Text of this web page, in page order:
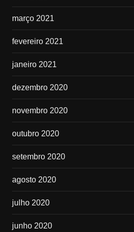
março 2021
fevereiro 2021
janeiro 2021
dezembro 2020
novembro 2020
outubro 2020
setembro 2020
agosto 2020
julho 2020
junho 2020